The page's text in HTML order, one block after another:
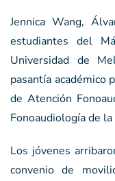
Jennica Wang,
estudiantes del
Universidad de
pasantía académico
de Atención
Fonoaudiología de
Los jóvenes
convenio de